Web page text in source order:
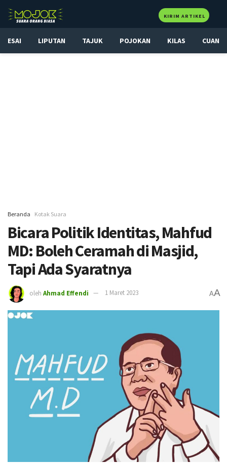
KIRIM ARTIKEL
ESAI LIPUTAN TAJUK POJOKAN KILAS CUAN
Beranda Kotak Suara
Bicara Politik Identitas, Mahfud
MD: Boleh Ceramah di Masjid,
Tapi Ada Syaratnya
oleh Ahmad Effendi 1 Maret 2023 AA